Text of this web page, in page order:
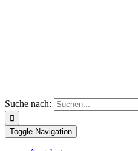
Suche nach:
Toggle Navigation